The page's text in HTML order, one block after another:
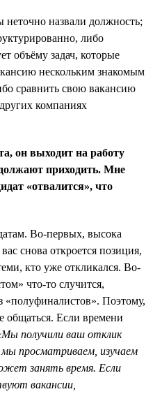
назвали должность;
либо
объёму задач, которые
нескольким знакомым
сравнить свою вакансию
компаниях
он выходит на работу
приходить. Мне
«отвалится», что
Во-первых, высока
снова откроется позиция,
кто уже откликался. Во-
что-то случится,
«полуфиналистов». Поэтому,
общаться. Если времени
получили ваш отклик
просматриваем, изучаем
занять время. Если
вакансии,